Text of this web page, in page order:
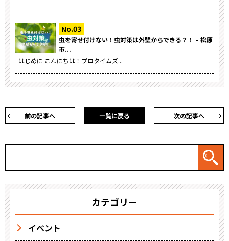
虫を寄せ付けない！虫対策は外壁からできる？！ – 松原
市...
はじめに こんにちは！プロタイムズ...
前の記事へ 次の記事へ
一覧に戻る
カテゴリー
イベント